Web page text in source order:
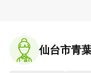
仙台市青